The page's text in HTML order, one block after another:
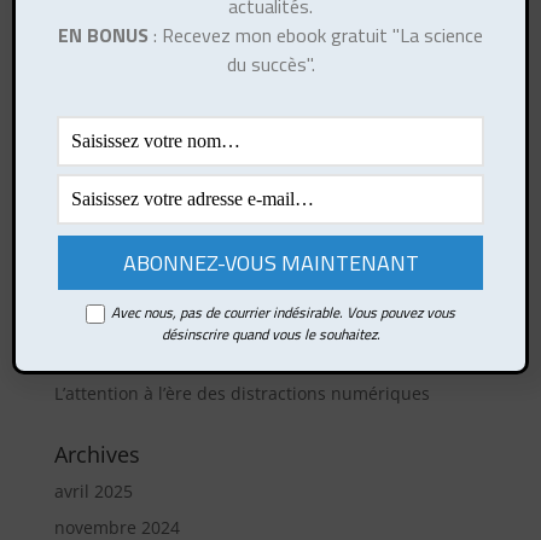
Ce site utilise Akismet pour réduire les indésirables.
Articles récents
Comment développer votre esprit de synthèse ?
Comment rebondir rapidement après un choc ?
Les lois de la nature humaine, de Robert Greene
Le sport : un puissant levier de développement
L’attention à l’ère des distractions numériques
Archives
avril 2025
novembre 2024
EN BONUS : Recevez mon ebook gratuit "La science
du succès".
Avec nous, pas de courrier indésirable. Vous pouvez vous
désinscrire quand vous le souhaitez.